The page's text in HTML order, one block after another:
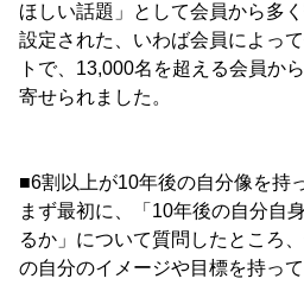
ほしい話題」として会員から多
設定された、いわば会員によっ
トで、13,000名を超える会員か
寄せられました。
■6割以上が10年後の自分像を持
まず最初に、「10年後の自分自
るか」について質問したところ
の自分のイメージや目標を持っ